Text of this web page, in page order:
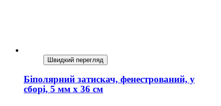
Швидкий перегляд
Біполярний затискач, фенестрований, у
сборі, 5 мм х 36 см